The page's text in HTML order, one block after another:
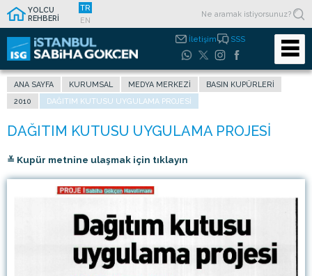
YOLCU
REHBERİ
TR
EN
İletişim SSS
ANA SAYFA KURUMSAL MEDYA MERKEZI
BASIN KUPÜRLERI
2010
DAĞITIM KUTUSU UYGULAMA PROJESI
≚ Kupür metnine ulaşmak için tıklayın